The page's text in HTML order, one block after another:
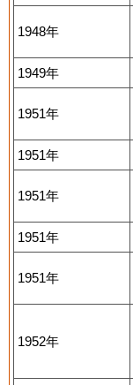
1948年
1949年
1951年
1951年
1951年
1951年
1951年
1952年